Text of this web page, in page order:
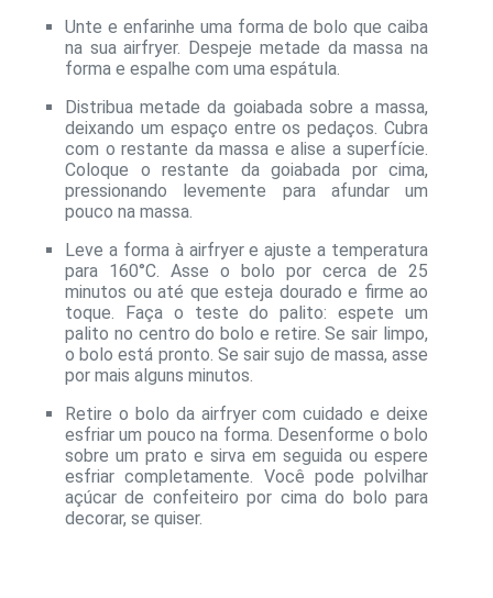
Unte e enfarinhe uma forma de bolo que caiba
na sua airfryer. Despeje metade da massa na
forma e espalhe com uma espátula.
Distribua metade da goiabada sobre a massa,
deixando um espaço entre os pedaços. Cubra
com o restante da massa e alise a superfície.
Coloque o restante da goiabada por cima,
pressionando levemente para afundar um
pouco na massa.
Leve a forma à airfryer e ajuste a temperatura
para 160°C. Asse o bolo por cerca de 25
minutos ou até que esteja dourado e firme ao
toque. Faça o teste do palito: espete um
palito no centro do bolo e retire. Se sair limpo,
o bolo está pronto. Se sair sujo de massa, asse
por mais alguns minutos.
Retire o bolo da airfryer com cuidado e deixe
esfriar um pouco na forma. Desenforme o bolo
sobre um prato e sirva em seguida ou espere
esfriar completamente. Você pode polvilhar
açúcar de confeiteiro por cima do bolo para
decorar, se quiser.